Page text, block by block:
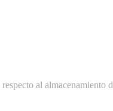
al almacenamiento